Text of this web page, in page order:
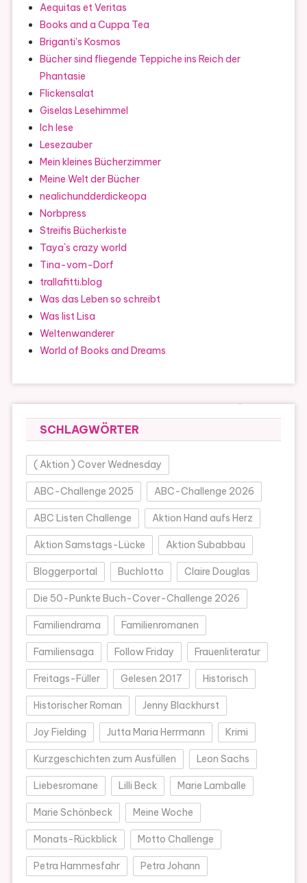
Aequitas et Veritas
Books and a Cuppa Tea
Briganti's Kosmos
Bücher sind fliegende Teppiche ins Reich der
Phantasie
Flickensalat
Giselas Lesehimmel
Ich lese
Lesezauber
Mein kleines Bücherzimmer
Meine Welt der Bücher
nealichundderdickeopa
Norbpress
Streifis Bücherkiste
Taya`s crazy world
Tina-vom-Dorf
trallafitti.blog
Was das Leben so schreibt
Was list Lisa
Weltenwanderer
World of Books and Dreams
SCHLAGWÖRTER
( Aktion ) Cover Wednesday
ABC-Challenge 2025 ABC-Challenge 2026
ABC Listen Challenge Aktion Hand aufs Herz
Aktion Samstags-Lücke Aktion Subabbau
Bloggerportal Buchlotto Claire Douglas
Die 50-Punkte Buch-Cover-Challenge 2026
Familiendrama Familienromanen
Familiensaga Follow Friday Frauenliteratur
Freitags-Füller Gelesen 2017 Historisch
Historischer Roman Jenny Blackhurst
Joy Fielding Jutta Maria Herrmann Krimi
Kurzgeschichten zum Ausfüllen Leon Sachs
Liebesromane Lilli Beck Marie Lamballe
Marie Schönbeck Meine Woche
Monats-Rückblick Motto Challenge
Petra Hammesfahr Petra Johann